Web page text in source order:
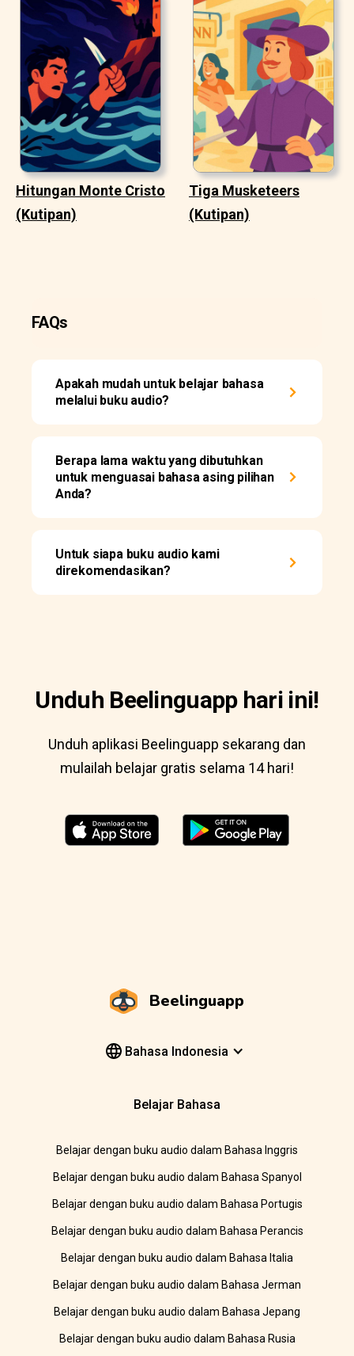
Hitungan Monte Cristo
(Kutipan)
Tiga Musketeers
(Kutipan)
FAQs
Apakah mudah untuk belajar bahasa
melalui buku audio?
Berapa lama waktu yang dibutuhkan
untuk menguasai bahasa asing pilihan
Anda?
Untuk siapa buku audio kami
direkomendasikan?
Unduh Beelinguapp hari ini!
Unduh aplikasi Beelinguapp sekarang dan
mulailah belajar gratis selama 14 hari!
Beelinguapp
Bahasa Indonesia
Belajar Bahasa
Belajar dengan buku audio dalam Bahasa Inggris
Belajar dengan buku audio dalam Bahasa Spanyol
Belajar dengan buku audio dalam Bahasa Portugis
Belajar dengan buku audio dalam Bahasa Perancis
Belajar dengan buku audio dalam Bahasa Italia
Belajar dengan buku audio dalam Bahasa Jerman
Belajar dengan buku audio dalam Bahasa Jepang
Belajar dengan buku audio dalam Bahasa Rusia